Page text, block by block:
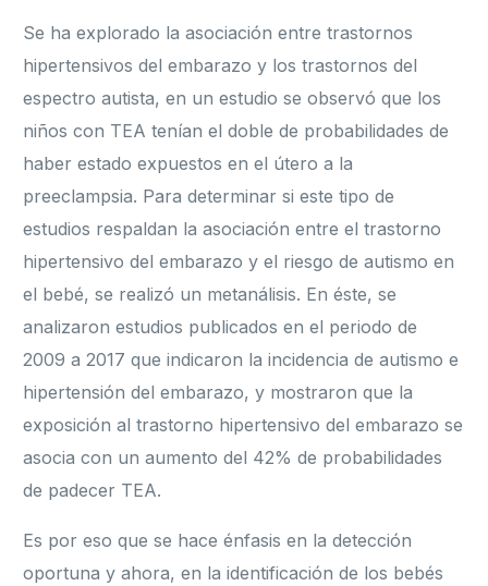
Se ha explorado la asociación entre trastornos
hipertensivos del embarazo y los trastornos del
espectro autista, en un estudio se observó que los
niños con TEA tenían el doble de probabilidades de
haber estado expuestos en el útero a la
preeclampsia. Para determinar si este tipo de
estudios respaldan la asociación entre el trastorno
hipertensivo del embarazo y el riesgo de autismo en
el bebé, se realizó un metanálisis. En éste, se
analizaron estudios publicados en el periodo de
2009 a 2017 que indicaron la incidencia de autismo e
hipertensión del embarazo, y mostraron que la
exposición al trastorno hipertensivo del embarazo se
asocia con un aumento del 42% de probabilidades
de padecer TEA.
Es por eso que se hace énfasis en la detección
oportuna y ahora, en la identificación de los bebés